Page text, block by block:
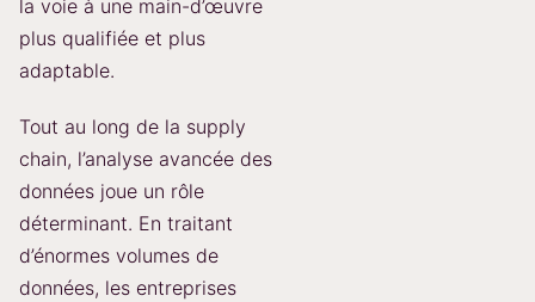
la voie à une main-d’œuvre
plus qualifiée et plus
adaptable.
Tout au long de la supply
chain, l’analyse avancée des
données joue un rôle
déterminant. En traitant
d’énormes volumes de
données, les entreprises